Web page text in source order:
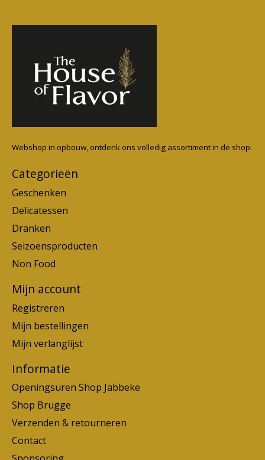
Webshop in opbouw, ontdenk ons volledig assortiment in de shop.
Categorieën
Geschenken
Delicatessen
Dranken
Seizoensproducten
Non Food
Mijn account
Registreren
Mijn bestellingen
Mijn verlanglijst
Informatie
Openingsuren Shop Jabbeke
Shop Brugge
Verzenden & retourneren
Contact